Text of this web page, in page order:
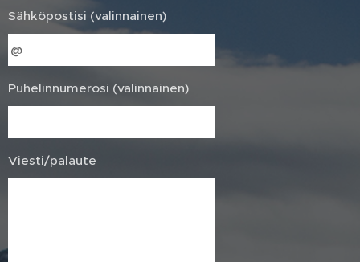
Sähköpostisi (valinnainen)
Puhelinnumerosi (valinnainen)
Viesti/palaute